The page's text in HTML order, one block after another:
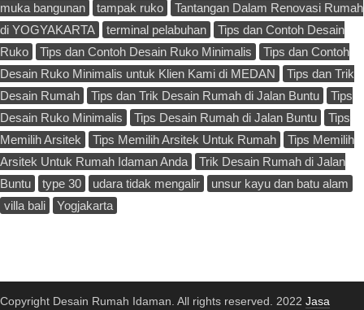
muka bangunan
tampak ruko
Tantangan Dalam Renovasi Rumah
di YOGYAKARTA
terminal pelabuhan
Tips dan Contoh Desain
Ruko
Tips dan Contoh Desain Ruko Minimalis
Tips dan Contoh
Desain Ruko Minimalis untuk Klien Kami di MEDAN
Tips dan Trik
Desain Rumah
Tips dan Trik Desain Rumah di Jalan Buntu
Tips
Desain Ruko Minimalis
Tips Desain Rumah di Jalan Buntu
Tips
Memilih Arsitek
Tips Memilih Arsitek Untuk Rumah
Tips Memilih
Arsitek Untuk Rumah Idaman Anda
Trik Desain Rumah di Jalan
Buntu
type 30 udara tidak mengalir
unsur kayu dan batu alam
villa bali
Yogjakarta
Copyright Desain Rumah Idaman. All rights reserved. 2022 Jasa